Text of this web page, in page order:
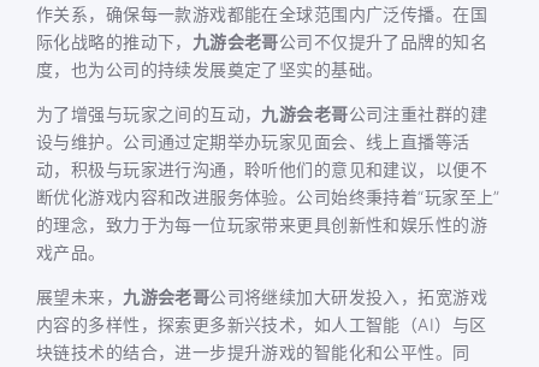
作关系，确保每一款游戏都能在全球范围内广泛传播。在国
际化战略的推动下， 九游会老哥公司不仅提升了品牌的知名
度，也为公司的持续发展奠定了坚实的基础。
为了增强与玩家之间的互动， 九游会老哥公司注重社群的建
设与维护。公司通过定期举办玩家见面会、线上直播等活
动，积极与玩家进行沟通，聆听他们的意见和建议，以便不
断优化游戏内容和改进服务体验。公司始终秉持着“玩家至上”
的理念，致力于为每一位玩家带来更具创新性和娱乐性的游
戏产品。
展望未来， 九游会老哥公司将继续加大研发投入，拓宽游戏
内容的多样性，探索更多新兴技术，如人工智能（AI）与区
块链技术的结合，进一步提升游戏的智能化和公平性。同